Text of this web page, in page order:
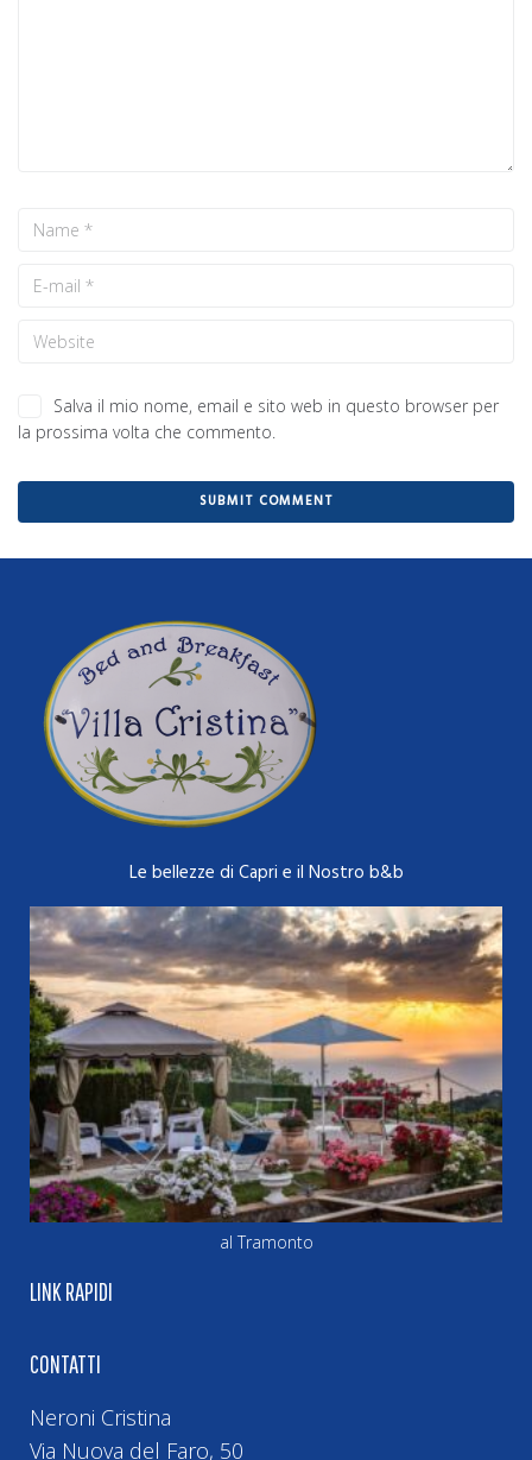
Salva il mio nome, email e sito web in questo browser per
la prossima volta che commento.
Le bellezze di Capri e il Nostro b&b
al Tramonto
LINK RAPIDI
CONTATTI
Neroni Cristina
Via Nuova del Faro, 50